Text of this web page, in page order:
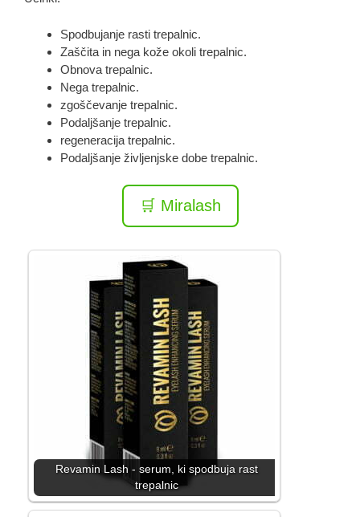
Spodbujanje rasti trepalnic.
Zaščita in nega kože okoli trepalnic.
Obnova trepalnic.
Nega trepalnic.
zgoščevanje trepalnic.
Podaljšanje trepalnic.
regeneracija trepalnic.
Podaljšanje življenjske dobe trepalnic.
🛒 Miralash
Revamin Lash - serum, ki spodbuja rast
trepalnic